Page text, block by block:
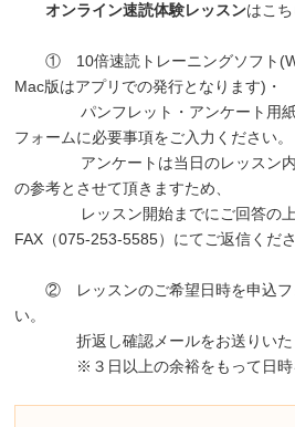
オンライン速読体験レッスンはこ
① 10倍速読トレーニングソフト
Mac版はアプリでの発行となります)・
パンフレット・アンケート用紙
フォームに必要事項をご入力ください。
アンケートは当日のレッスン内
の参考とさせて頂きますため、
レッスン開始までにご回答の上
FAX（075-253-5585）にてご返信くださ
② レッスンのご希望日時を申込フ
い。
折返し確認メールをお送りいた
※３日以上の余裕をもって日時を